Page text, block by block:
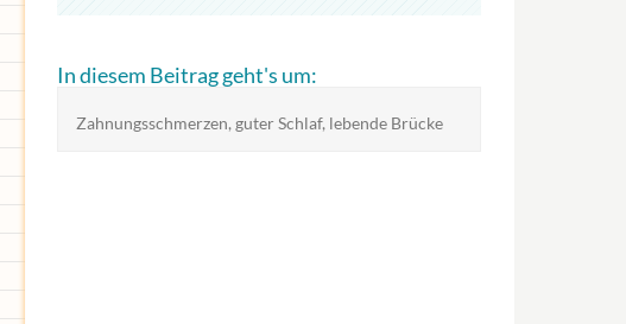
In diesem Beitrag geht's um:
Zahnungsschmerzen, guter Schlaf, lebende Brücke